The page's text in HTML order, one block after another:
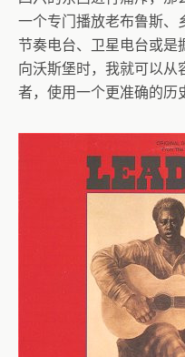
一个专门播放老布鲁斯、
节奏电台、卫星电台或是
向沃斯堡时，我就可以
者，使用一个更准确的历